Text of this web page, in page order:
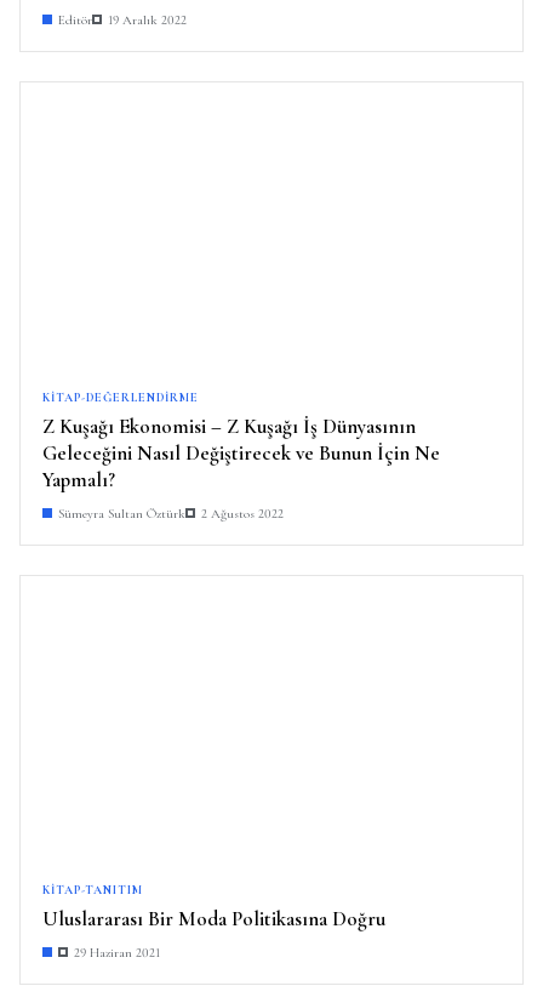
Editör 19 Aralık 2022
KITAP-DEĞERLENDIRME
Z Kuşağı Ekonomisi – Z Kuşağı İş Dünyasının
Geleceğini Nasıl Değiştirecek ve Bunun İçin Ne
Yapmalı?
Sümeyra Sultan Öztürk 2 Ağustos 2022
KITAP-TANITIM
Uluslararası Bir Moda Politikasına Doğru
29 Haziran 2021